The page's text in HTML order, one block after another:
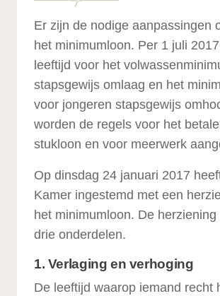
Er zijn de nodige aanpassingen
het minimumloon. Per 1 juli
leeftijd voor het
stapsgewijs omlaag en het
voor jongeren stapsgewijs
worden de regels voor het
stukloon en voor meerwerk
Op dinsdag 24 januari 2017
Kamer ingestemd met een
het minimumloon. De
drie onderdelen.
1. Verlaging en verhoging
De leeftijd waarop iemand recht